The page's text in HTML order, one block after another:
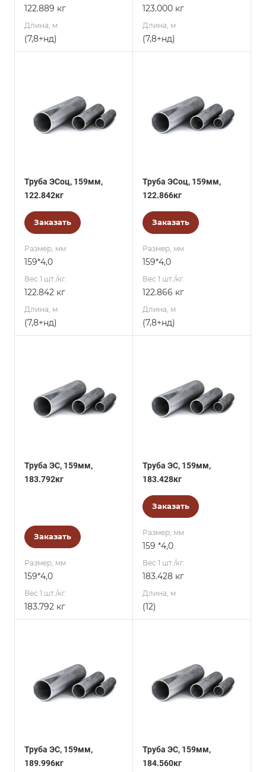
122.889 кг
Длина, м
(7,8+нд)
123.000 кг
Длина, м
(7,8+нд)
Труба ЭСоц, 159мм,
122.842кг
Заказать
Размер, мм
159*4,0
Вес 1 шт./кг.
122.842 кг
Длина, м
(7,8+нд)
Труба ЭСоц, 159мм,
122.866кг
Заказать
Размер, мм
159*4,0
Вес 1 шт./кг.
122.866 кг
Длина, м
(7,8+нд)
Труба ЭС, 159мм,
183.792кг
Заказать
Размер, мм
159*4,0
Вес 1 шт./кг.
183.792 кг
Труба ЭС, 159мм,
183.428кг
Заказать
Размер, мм
159 *4,0
Вес 1 шт./кг.
183.428 кг
Длина, м
(12)
Труба ЭС, 159мм,
189.996кг
Труба ЭС, 159мм,
184.560кг